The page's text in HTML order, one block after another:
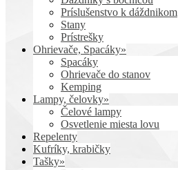
Príslušenstvo k dáždnikom
Stany
Prístrešky
Ohrievače, Spacáky»
Spacáky
Ohrievače do stanov
Kemping
Lampy, čelovky»
Čelové lampy
Osvetlenie miesta lovu
Repelenty
Kufríky, krabičky
Tašky»